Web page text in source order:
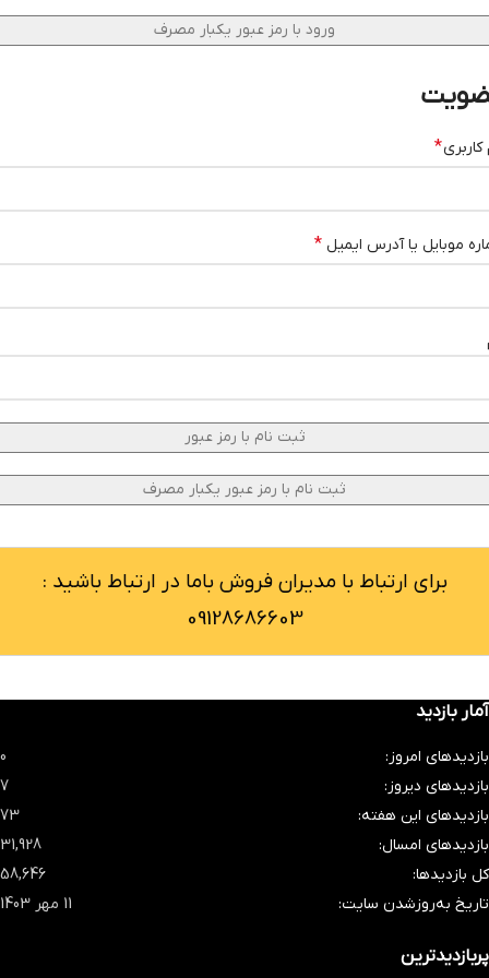
ورود با رمز عبور یکبار مصرف
کاربری*
موبایل یا آدرس ایمیل *
ثبت نام با رمز عبور
برای ارتباط با مدیران فروش باما در ارتباط باشید :
09128686603
آمار بازدید
بازدیدهای امروز:
0
بازدیدهای دیروز:
7
بازدیدهای این هفته:
73
بازدیدهای امسال:
31,928
کل بازدیدها:
58,646
تاریخ به‌روزشدن سایت:
11 مهر 1403
پربازدیدترین